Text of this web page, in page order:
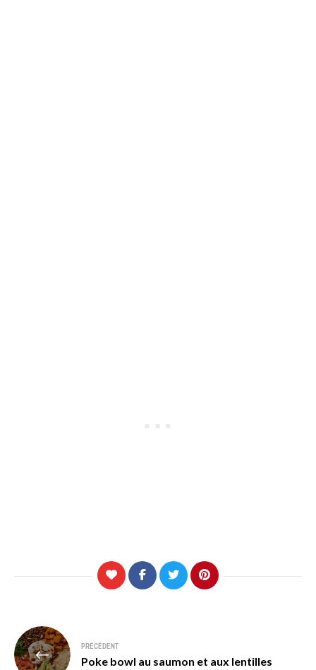
Navigation
de
PRÉCÉDENT
Poke bowl au saumon et aux lentilles